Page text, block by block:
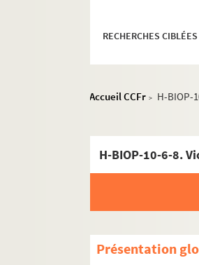
RECHERCHES CIBLÉES
Accueil CCFr > H-BIOP-
H-BIOP-10-6-8.
Présentation
H-BIOP-10-1.